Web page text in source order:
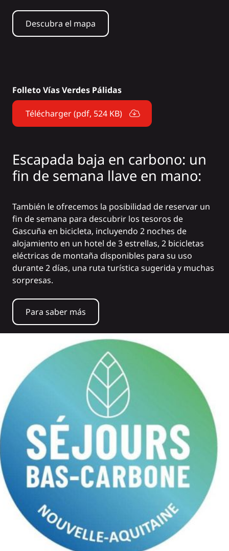
Descubra el mapa
Folleto Vías Verdes Pálidas
Télécharger (pdf, 524 KB)
Escapada baja en carbono: un
fin de semana llave en mano:
También le ofrecemos la posibilidad de reservar un
fin de semana para descubrir los tesoros de
Gascuña en bicicleta, incluyendo 2 noches de
alojamiento en un hotel de 3 estrellas, 2 bicicletas
eléctricas de montaña disponibles para su uso
durante 2 días, una ruta turística sugerida y muchas
sorpresas.
Para saber más